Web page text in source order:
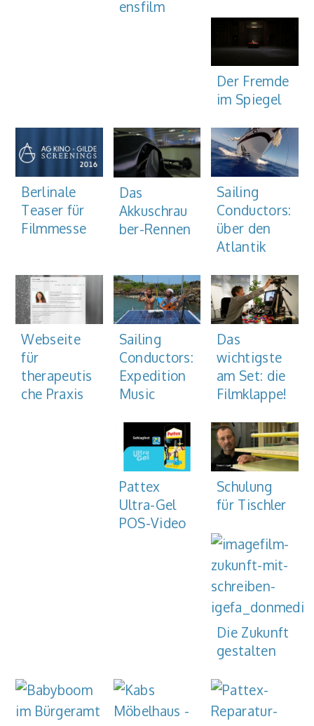
ensfilm
Der Fremde
im Spiegel
Berlinale
Teaser für
Filmmesse
Das
Akkuschrau
ber-Rennen
Sailing
Conductors:
über den
Atlantik
Webseite
für
therapeutis
che Praxis
Sailing
Conductors:
Expedition
Music
Das
wichtigste
am Set: die
Filmklappe!
Pattex
Ultra-Gel
POS-Video
Schulung
für Tischler
Die Zukunft
gestalten